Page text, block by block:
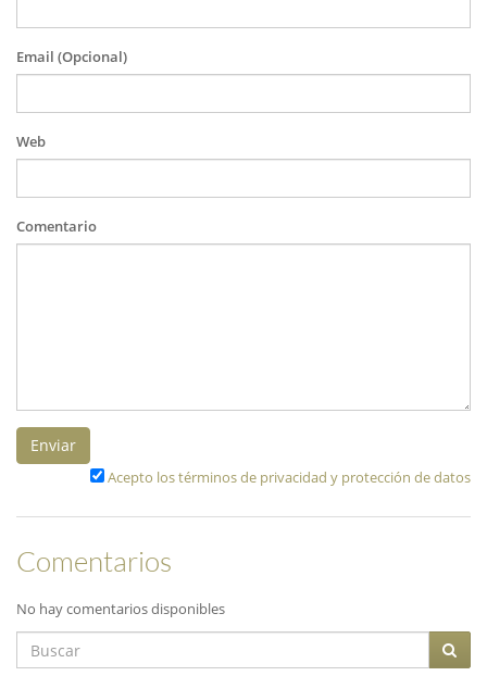
Email (Opcional)
Web
Comentario
Enviar
Acepto los términos de privacidad y protección de datos
Comentarios
No hay comentarios disponibles